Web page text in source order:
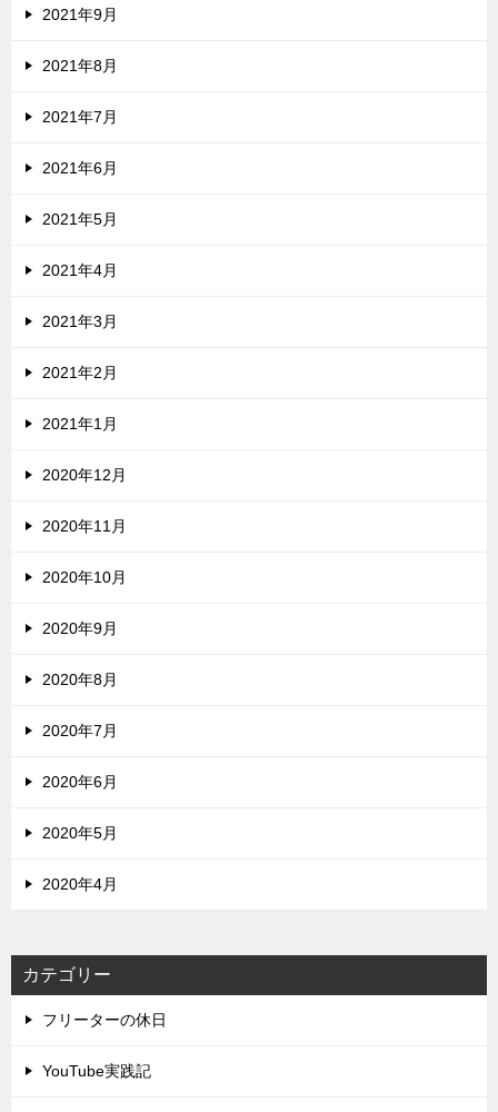
2021年9月
2021年8月
2021年7月
2021年6月
2021年5月
2021年4月
2021年3月
2021年2月
2021年1月
2020年12月
2020年11月
2020年10月
2020年9月
2020年8月
2020年7月
2020年6月
2020年5月
2020年4月
カテゴリー
フリーターの休日
YouTube実践記